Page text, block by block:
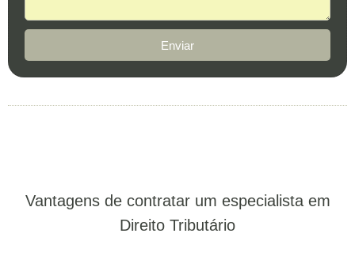
Enviar
Vantagens de contratar um especialista em
Direito Tributário